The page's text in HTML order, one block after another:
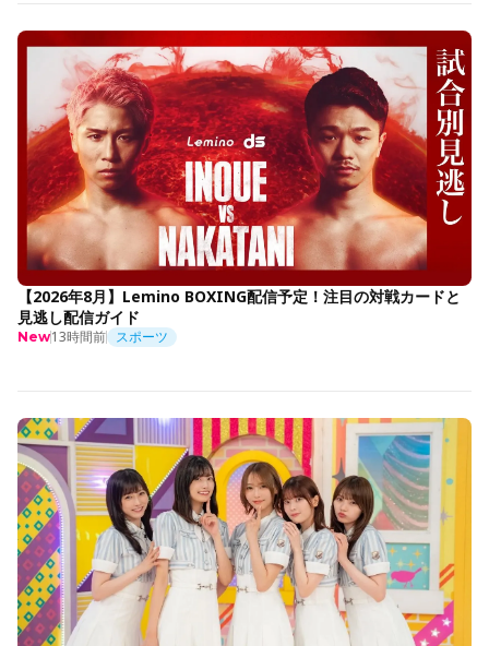
【2026年8月】Lemino BOXING配信予定！注目の対戦カードと
見逃し配信ガイド
New13時間前 スポーツ